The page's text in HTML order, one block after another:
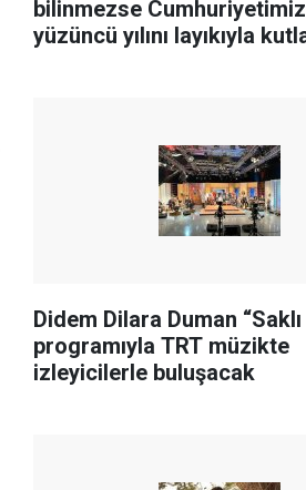
bilinmezse
yüzüncü yılını layıkıyla
Didem Dilara Duman
programıyla TRT müzikte
izleyicilerle buluşacak